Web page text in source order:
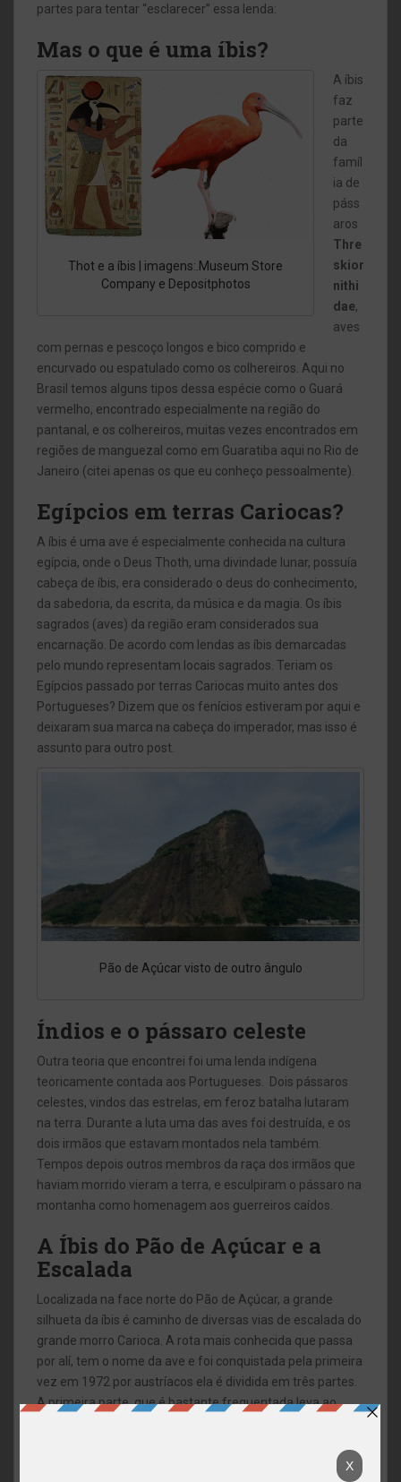
partes para tentar “esclarecer” essa lenda:
Mas o que é uma íbis?
Thot e a íbis | imagens:.Museum Store
Company e Depositphotos
A íbis
faz
parte
da
famíl
ia de
páss
aros
Thre
skior
nithi
dae,
aves
com pernas e pescoço longos e bico comprido e
encurvado ou espatulado como os colhereiros. Aqui no
Brasil temos alguns tipos dessa espécie como o Guará
vermelho, encontrado especialmente na região do
pantanal, e os colhereiros, muitas vezes encontrados em
regiões de manguezal como em Guaratiba aqui no Rio de
Janeiro (citei apenas os que eu conheço pessoalmente)
Egípcios em terras Cariocas?
A íbis é uma ave é especialmente conhecida na cultura
egípcia, onde o Deus Thoth, uma divindade lunar, possuía
cabeça de íbis, era considerado o deus do conhecimento,
da sabedoria, da escrita, da música e da magia. Os íbis
sagrados (aves) da região eram considerados sua
encarnação. De acordo com lendas as íbis demarcadas
pelo mundo representam locais sagrados. Teriam os
Egípcios passado por terras Cariocas muito antes dos
Portugueses? Dizem que os fenícios estiveram por aqui e
deixaram sua marca na cabeça do imperador, mas isso é
assunto para outro post.
Pão de Açúcar visto de outro ângulo
Índios e o pássaro celeste
Outra teoria que encontrei foi uma lenda indígena
teoricamente contada aos Portugueses.
Dois pássaros
celestes, vindos das estrelas, em feroz batalha lutaram
na terra. Durante a luta uma das aves foi destruída, e os
dois irmãos que estavam montados nela também.
Tempos depois outros membros da raça dos irmãos que
haviam morrido vieram a terra, e esculpiram o pássaro na
montanha como homenagem aos guerreiros caídos.
A Íbis do Pão de Açúcar e a
Escalada
Localizada na face norte do Pão de Açúcar, a grande
silhueta da íbis é caminho de diversas vias de escalada do
grande morro Carioca. A rota mais conhecida que passa
por alí, tem o nome da ave e foi conquistada pela primeira
vez em 1972 por austríacos ela é dividida em três partes.
A primeira parte, que é bastante frequentada leva ao
Platô da Íbis tem várias histórias, principalmente por ser